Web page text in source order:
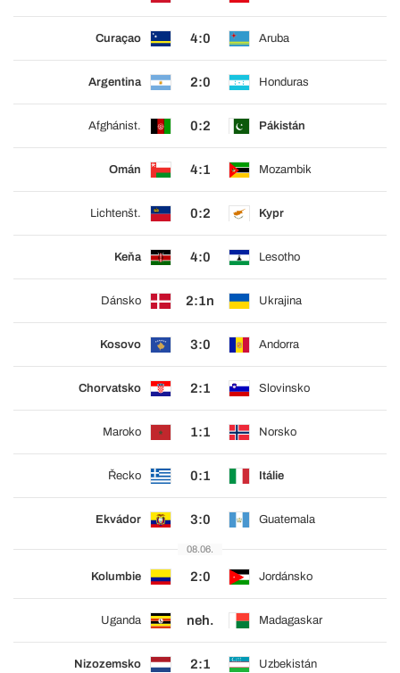
Curaçao 4:0 Aruba
Argentina 2:0 Honduras
Afghánist. 0:2 Pákistán
Omán 4:1 Mozambik
Lichtenšt. 0:2 Kypr
Keňa 4:0 Lesotho
Dánsko 2:1n Ukrajina
Kosovo 3:0 Andorra
Chorvatsko 2:1 Slovinsko
Maroko 1:1 Norsko
Řecko 0:1 Itálie
Ekvádor 3:0 Guatemala
08.06.
Kolumbie 2:0 Jordánsko
Uganda neh. Madagaskar
Nizozemsko 2:1 Uzbekistán